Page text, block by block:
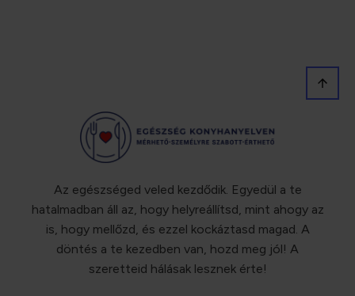
Az egészséged veled kezdődik. Egyedül a te
hatalmadban áll az, hogy helyreállítsd, mint ahogy az
is, hogy mellőzd, és ezzel kockáztasd magad. A
döntés a te kezedben van, hozd meg jól! A
szeretteid hálásak lesznek érte!